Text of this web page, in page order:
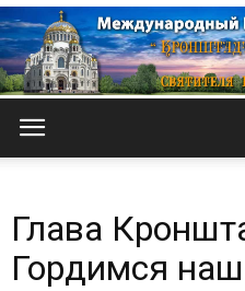
Глава
Гордимся